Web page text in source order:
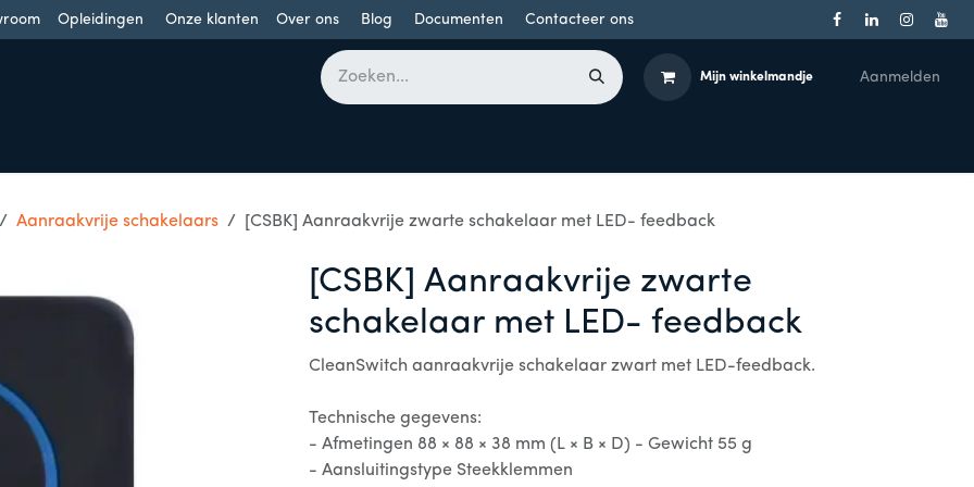
Opleidingen Onze klanten Over ons Blog Documenten Contacteer ons
Mijn winkelmandje Aanmelden
Aanraakvrije schakelaars [CSBK] Aanraakvrije zwarte schakelaar met LED- feedback
[CSBK] Aanraakvrije zwarte
schakelaar met LED- feedback
CleanSwitch aanraakvrije schakelaar zwart met LED-feedback.
Technische gegevens:
- Afmetingen 88 × 88 × 38 mm (L × B × D) - Gewicht 55 g
- Aansluitingstype Steekklemmen